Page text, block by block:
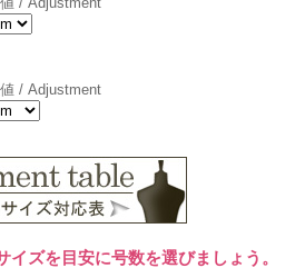
/ Adjustment
イズを目安に号数を選びましょう。